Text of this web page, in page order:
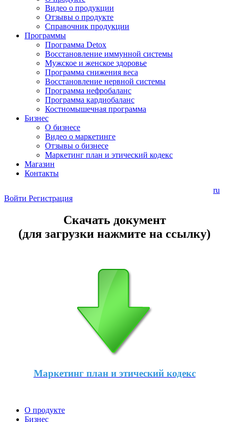
Видео о продукции
Отзывы о продукте
Справочник продукции
Программы
Программа Detox
Восстановление иммунной системы
Мужское и женское здоровье
Программа снижения веса
Восстановление нервной системы
Программа нефробаланс
Программа кардиобаланс
Костномышечная программа
Бизнес
О бизнесе
Видео о маркетинге
Отзывы о бизнесе
Маркетинг план и этический кодекс
Магазин
Контакты
ru
Войти Регистрация
Скачать документ
(для загрузки нажмите на ссылку)
Маркетинг план и этический кодекс
О продукте
Бизнес